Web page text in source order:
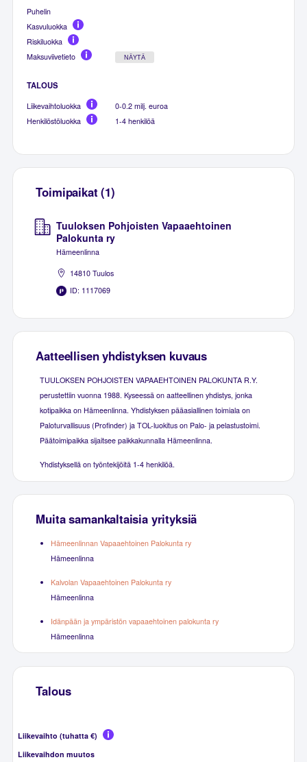
Puhelin
Kasvuluokka
Riskiluokka
Maksuviivetieto
NÄYTÄ
TALOUS
Liikevaihtoluokka
0-0.2 milj. euroa
Henkilöstöluokka
1-4 henkilöä
Toimipaikat (1)
Tuuloksen Pohjoisten Vapaaehtoinen
Palokunta ry
Hämeenlinna
14810 Tuulos
ID: 1117069
Aatteellisen yhdistyksen kuvaus
TUULOKSEN POHJOISTEN VAPAAEHTOINEN PALOKUNTA R.Y.
perustettiin vuonna 1988. Kyseessä on aatteellinen yhdistys, jonka
kotipaikka on Hämeenlinna. Yhdistyksen pääasiallinen toimiala on
Paloturvallisuus (Profinder) ja TOL-luokitus on Palo- ja pelastustoimi.
Päätoimipaikka sijaitsee paikkakunnalla Hämeenlinna.
Yhdistyksellä on työntekijöitä 1-4 henkilöä.
Muita samankaltaisia yrityksiä
Hämeenlinnan Vapaaehtoinen Palokunta ry
Hämeenlinna
Kalvolan Vapaaehtoinen Palokunta ry
Hämeenlinna
Idänpään ja ympäristön vapaaehtoinen palokunta ry
Hämeenlinna
Talous
Liikevaihto (tuhatta €)
Liikevaihdon muutos